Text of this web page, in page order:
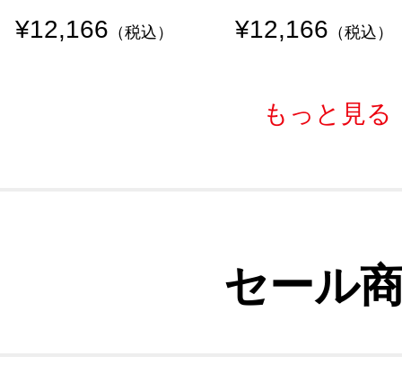
¥12,166 （税込） ¥12,166 （税込）
もっと見る
セール